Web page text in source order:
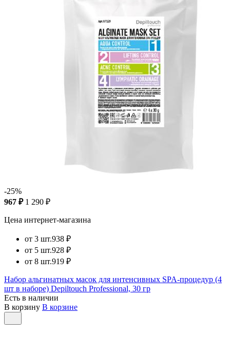
-25%
967 ₽ 1 290 ₽
Цена интернет-магазина
от 3 шт.938 ₽
от 5 шт.928 ₽
от 8 шт.919 ₽
Набор альгинатных масок для интенсивных SPA-процедур (4
шт в наборе) Depiltouch Professional, 30 гр
Есть в наличии
В корзину В корзине